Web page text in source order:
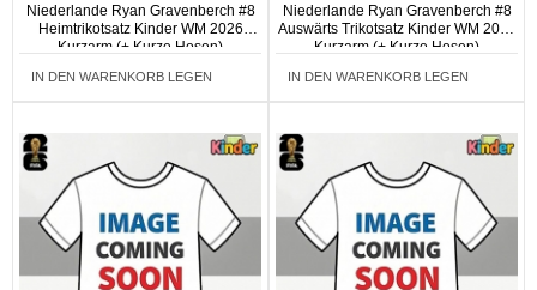
Niederlande Ryan Gravenberch #8
Heimtrikotsatz Kinder WM 2026
Kurzarm (+ Kurze Hosen)
IN DEN WARENKORB LEGEN
Niederlande Ryan Gravenberch #8
Auswärts Trikotsatz Kinder WM 2026
Kurzarm (+ Kurze Hosen)
IN DEN WARENKORB LEGEN